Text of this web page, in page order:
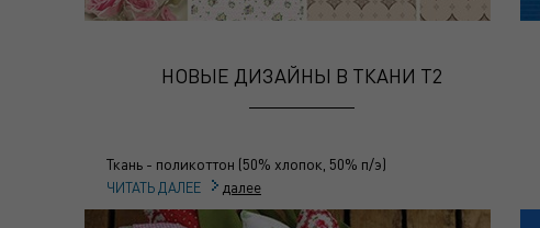
НОВЫЕ ДИЗАЙНЫ В ТКАНИ Т2
Ткань - поликоттон (50% хлопок, 50% п/э)
ЧИТАТЬ ДАЛЕЕ далее